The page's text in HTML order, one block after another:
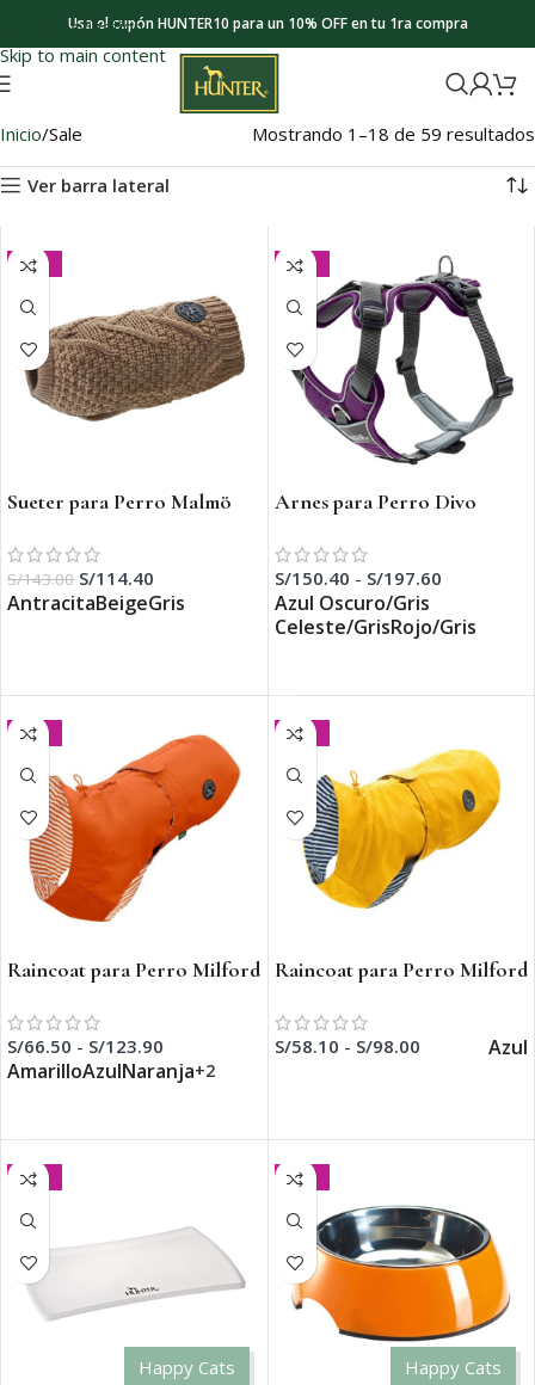
Skip to navigation
Skip to main content
Usa el cupón HUNTER10 para un 10% OFF en tu 1ra compra
Inicio Sale Mostrando 1–18 de 59 resultados
Ver barra lateral
-20%
Sueter para Perro Malmö
S/143.00 S/114.40
AntracitaBeigeGris
-20%
Arnes para Perro Divo
S/150.40 - S/197.60
Azul Oscuro/Gris
Celeste/GrisRojo/Gris
-30%
Raincoat para Perro Milford
S/66.50 - S/123.90
AmarilloAzulNaranja+2
-30%
Raincoat para Perro Milford
S/58.10 - S/98.00 Azul
Happy Cats
-20%
Happy Cats
-30%